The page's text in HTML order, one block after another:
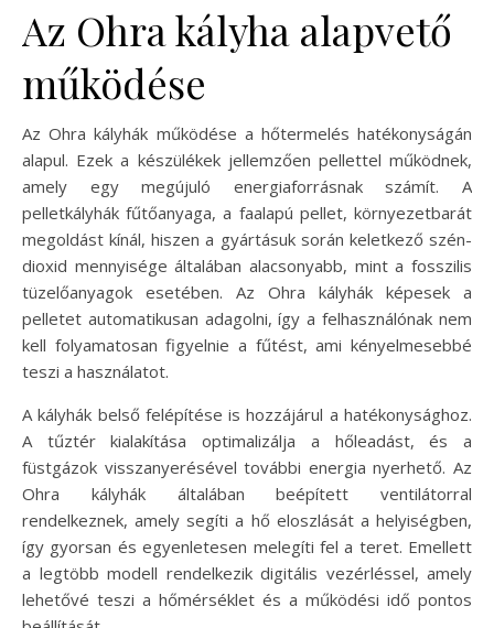
Az Ohra kályha alapvető
működése
Az Ohra kályhák működése a hőtermelés hatékonyságán
alapul. Ezek a készülékek jellemzően pellettel működnek,
amely egy megújuló energiaforrásnak számít. A
pelletkályhák fűtőanyaga, a faalapú pellet, környezetbarát
megoldást kínál, hiszen a gyártásuk során keletkező szén-
dioxid mennyisége általában alacsonyabb, mint a fosszilis
tüzelőanyagok esetében. Az Ohra kályhák képesek a
pelletet automatikusan adagolni, így a felhasználónak nem
kell folyamatosan figyelnie a fűtést, ami kényelmesebbé
teszi a használatot.
A kályhák belső felépítése is hozzájárul a hatékonysághoz.
A tűztér kialakítása optimalizálja a hőleadást, és a
füstgázok visszanyerésével további energia nyerhető. Az
Ohra kályhák általában beépített ventilátorral
rendelkeznek, amely segíti a hő eloszlását a helyiségben,
így gyorsan és egyenletesen melegíti fel a teret. Emellett
a legtöbb modell rendelkezik digitális vezérléssel, amely
lehetővé teszi a hőmérséklet és a működési idő pontos